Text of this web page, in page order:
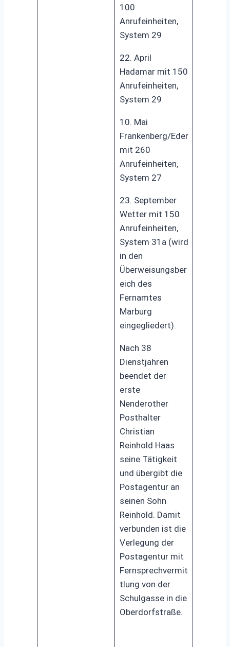
100
Anrufeinheiten,
System 29
22. April
Hadamar mit 150
Anrufeinheiten,
System 29
10. Mai
Frankenberg/Eder
mit 260
Anrufeinheiten,
System 27
23. September
Wetter mit 150
Anrufeinheiten,
System 31a (wird
in den
Überweisungsber
eich des
Fernamtes
Marburg
eingegliedert).
Nach 38
Dienstjahren
beendet der
erste
Nenderother
Posthalter
Christian
Reinhold Haas
seine Tätigkeit
und übergibt die
Postagentur an
seinen Sohn
Reinhold. Damit
verbunden ist die
Verlegung der
Postagentur mit
Fernsprechvermit
tlung von der
Schulgasse in die
Oberdorfstraße.